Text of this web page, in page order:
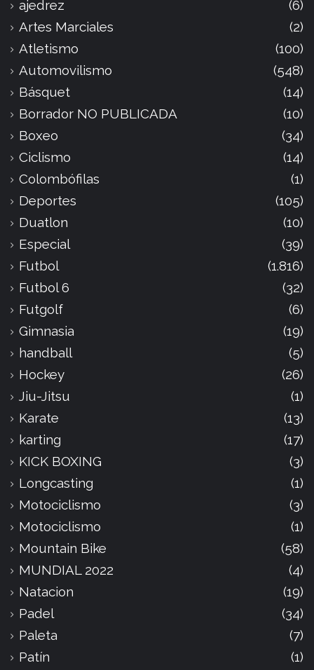
ajedrez
(6)
Artes Marciales
(2)
Atletismo
(100)
Automovilismo
(548)
Básquet
(14)
Borrador NO PUBLICADA
(10)
Boxeo
(34)
Ciclismo
(14)
Colombófilas
(1)
Deportes
(105)
Duatlon
(10)
Especial
(39)
Futbol
(1.816)
Futbol 6
(32)
Futgolf
(6)
Gimnasia
(19)
handball
(5)
Hockey
(26)
Jiu-Jitsu
(1)
Karate
(13)
karting
(17)
KICK BOXING
(3)
Longcasting
(1)
Motociclismo
(3)
Motociclismo
(1)
Mountain Bike
(58)
MUNDIAL 2022
(4)
Natacion
(19)
Padel
(34)
Paleta
(7)
Patín
(1)